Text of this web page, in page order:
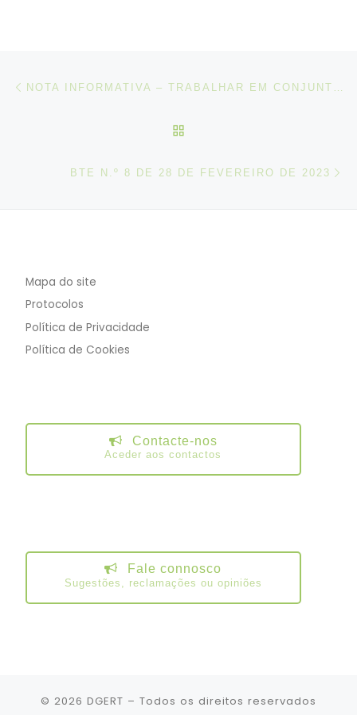
Post navigation
BTE N.º 8 DE 28 DE FEVEREIRO DE 2023
Mapa do site
Protocolos
Política de Privacidade
Política de Cookies
Contacte-nos
Aceder aos contactos
Fale connosco
Sugestões, reclamações ou opiniões
© 2026 DGERT – Todos os direitos reservados